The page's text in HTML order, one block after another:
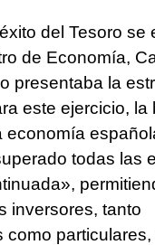
del Tesoro se
de Economía,
presentaba la
este ejercicio, la
economía
todas las
inversores, tanto
como